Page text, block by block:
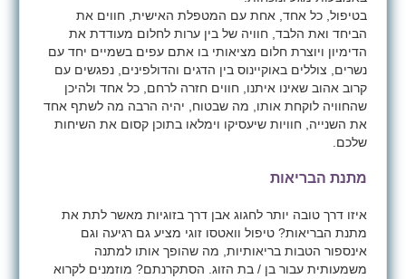
בטיפול, כל אחד, אחת עם המטפלת האישית, חווים את
הביחד ואת הלבד, חוויה של בין ערות לחלום מעודדת את
הדימיון ויוצרת חלום מציאותי בו אתם עפים בשמיים יחד עם
נשרים, צוללים באוקיינוס בין הדגים והדולפינים, נפגשים עם
קרוב אהוב שאינו איתנו, חווים חזרה לרחם, כל אחד ולהיכן
שהחוויה לוקחת אותו, מה שבטוח, יהיה הרבה מה לשתף אחד
את השנייה, חוויות שיעסיקו וימלאו בתוכן קסום את השיחות
שלכם.
מתנת הבריאות
איזו דרך טובה יותר לחגוג אבן דרך בזוגיות מאשר לתת את
מתנת הבריאות? טיפול וואטסו זוגי מציע גם רגיעה וגם
אינספור הטבות בריאותיות, מה שהופך אותו למתנה
משמעותית עבור בן / בת הזוג. הסתקרנתם? מוזמנים לקרוא